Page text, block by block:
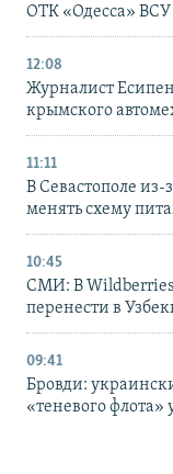
ОТК «Одесса»
12:08
Журналист
крымского
11:11
В Севастополе
менять схему
10:45
СМИ: В Wildberries
перенести в
09:41
Бровди:
«теневого флота»